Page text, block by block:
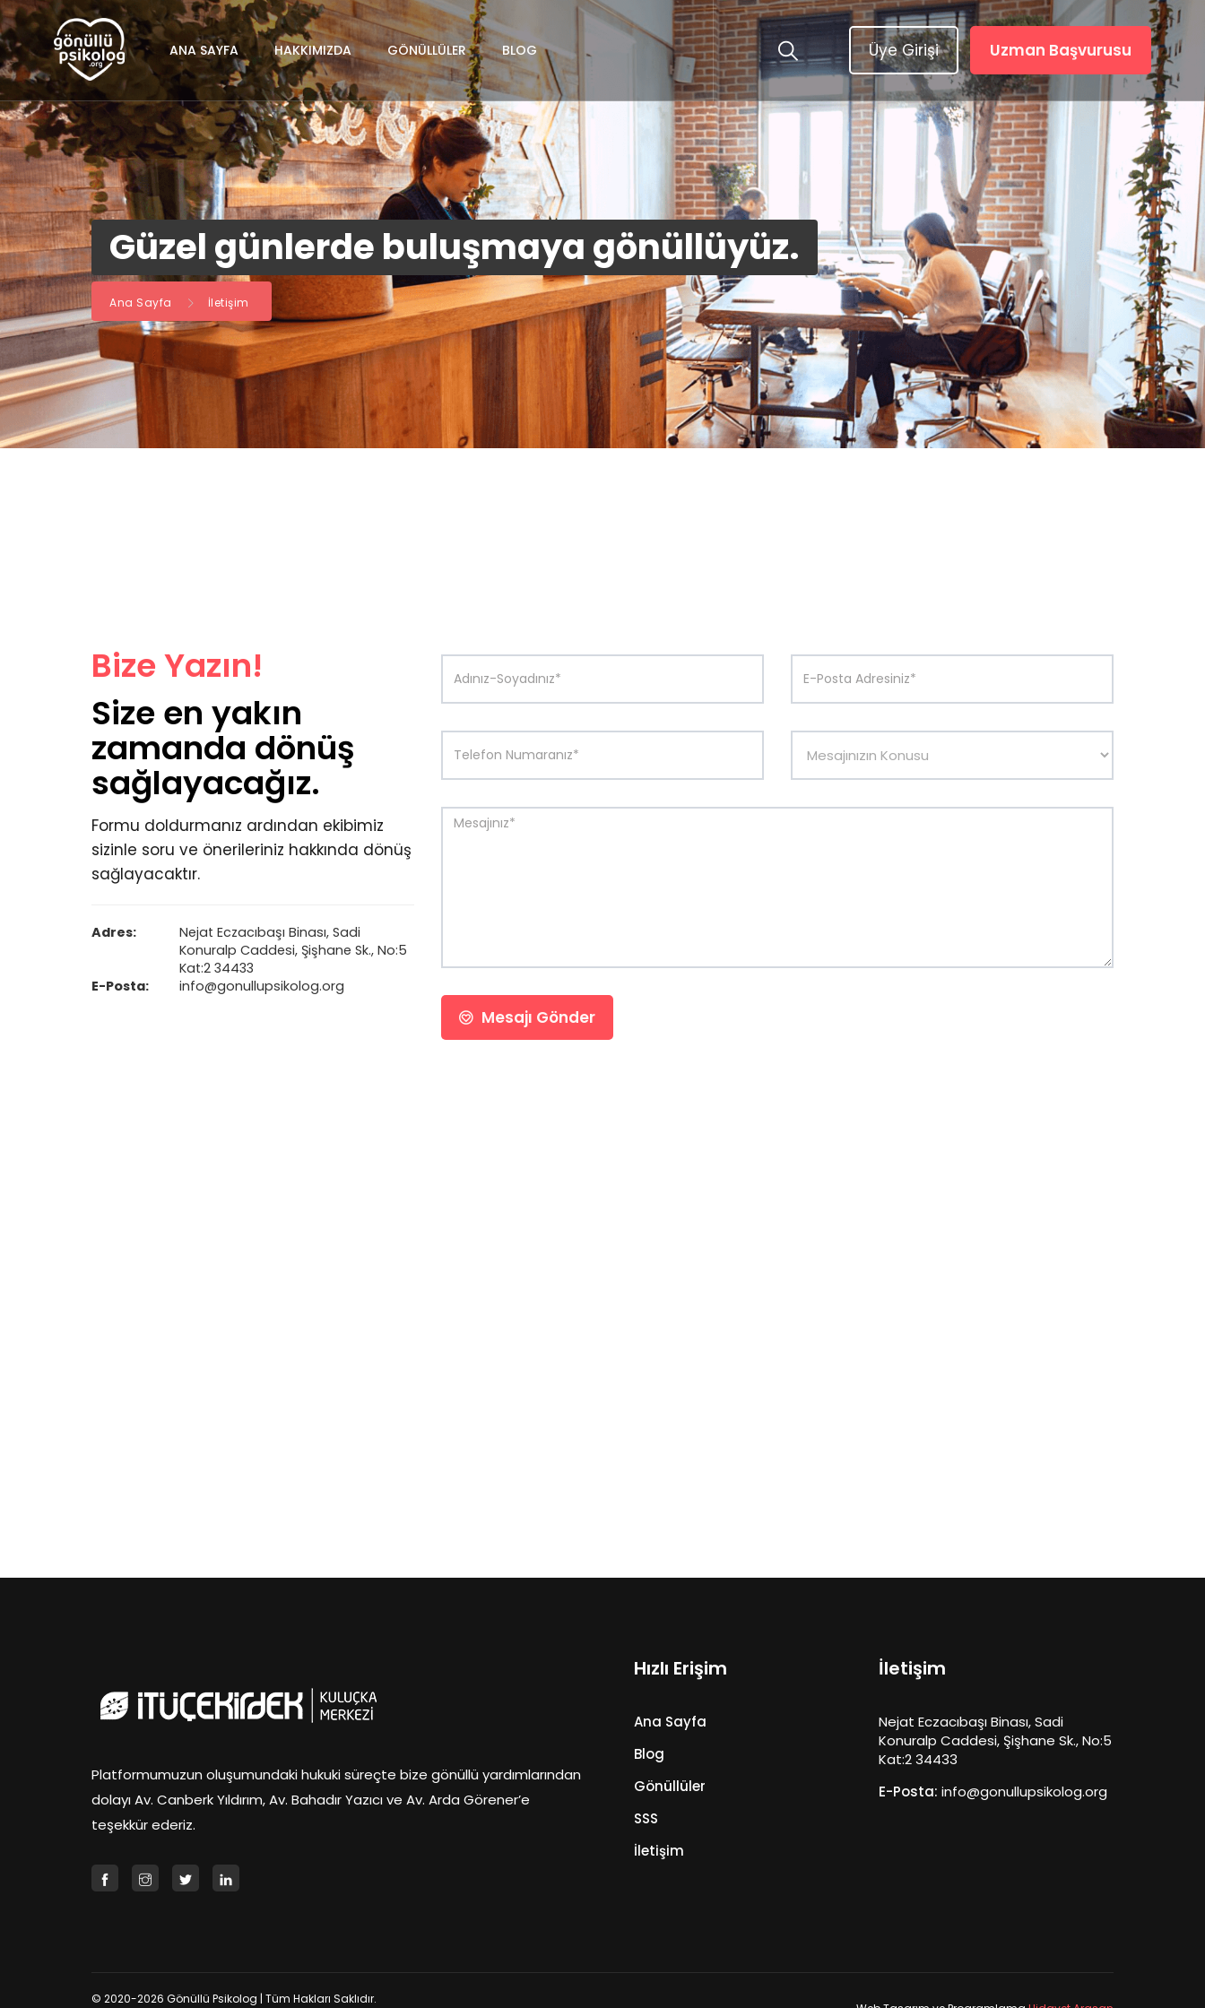
ANA SAYFA HAKKIMIZDA GÖNÜLLÜLER BLOG Üye Girişi Uzman Başvurusu
Güzel günlerde buluşmaya gönüllüyüz.
Ana Sayfa İletişim
Bize Yazın!
Size en yakın
zamanda dönüş
sağlayacağız.
Formu doldurmanız ardından ekibimiz
sizinle soru ve önerileriniz hakkında dönüş
sağlayacaktır.
Adres:
Nejat Eczacıbaşı Binası, Sadi
Konuralp Caddesi, Şişhane Sk., No:5
Kat:2 34433
E-Posta:
info@gonullupsikolog.org
Mesajı Gönder
Platformumuzun oluşumundaki hukuki süreçte bize gönüllü yardımlarından
dolayı Av. Canberk Yıldırım, Av. Bahadır Yazıcı ve Av. Arda Görener’e
teşekkür ederiz.
Hızlı Erişim
Ana Sayfa
Blog
Gönüllüler
SSS
İletişim
İletişim
Nejat Eczacıbaşı Binası, Sadi
Konuralp Caddesi, Şişhane Sk., No:5
Kat:2 34433
E-Posta: info@gonullupsikolog.org
© 2020-2026 Gönüllü Psikolog | Tüm Hakları Saklıdır.